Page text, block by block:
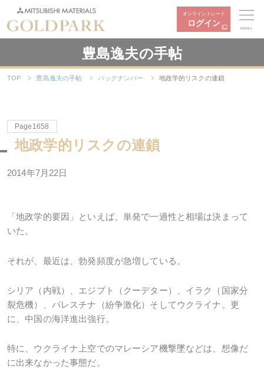
オンライントレード
ログイン
MENU
豊島逸夫の手帖
TOP 豊島逸夫の手帖 バックナンバー 地政学的リスクの連鎖
Page1658
地政学的リスクの連鎖
2014年7月22日
「地政学的要因」といえば、単発で一過性と相場は決まって
いた。
それが、最近は、勃発頻度が急増している。
シリア（内戦）、エジプト（クーデター）、イラク（国家分
裂危機）、パレスチナ（紛争激化）そしてウクライナ。更
に、中国の海洋進出強行。
特に、ウクライナ上空でのマレーシア機撃墜などは、想像だ
に出来なかった事態だ。